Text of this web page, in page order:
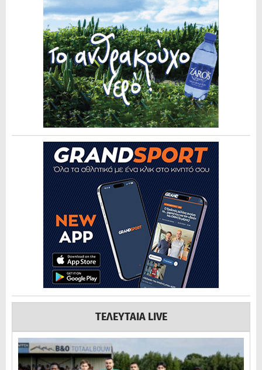
ΤΕΛΕΥΤΑΙΑ LIVE